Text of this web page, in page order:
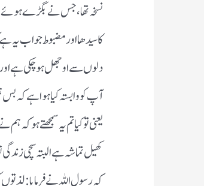
نسخہ تھا ، جس نے بگڑے
کا سیدھا اور مضبوط جواب
دلوں سے اوجھل ہو چکی ہے
آپ کو وابستہ کیا ہوا ہے کہ
یعنی تو کیا تم یہ سمجھتے ہو کہ
کھیل تماشہ ہے البتہ سچی
کہ رسول اللہ نے فرمایا :